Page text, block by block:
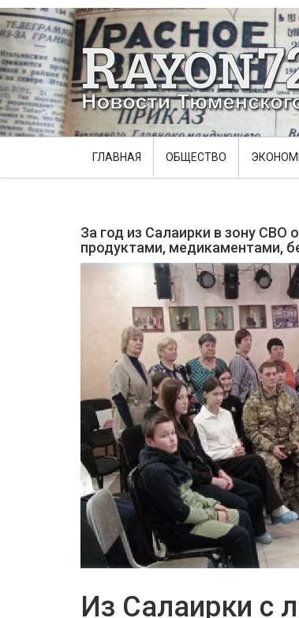
ГЛАВНАЯ ОБЩЕСТВО
За год из Салаирки в зону СВО
продуктами, медикаментами,
Из Салаирки с